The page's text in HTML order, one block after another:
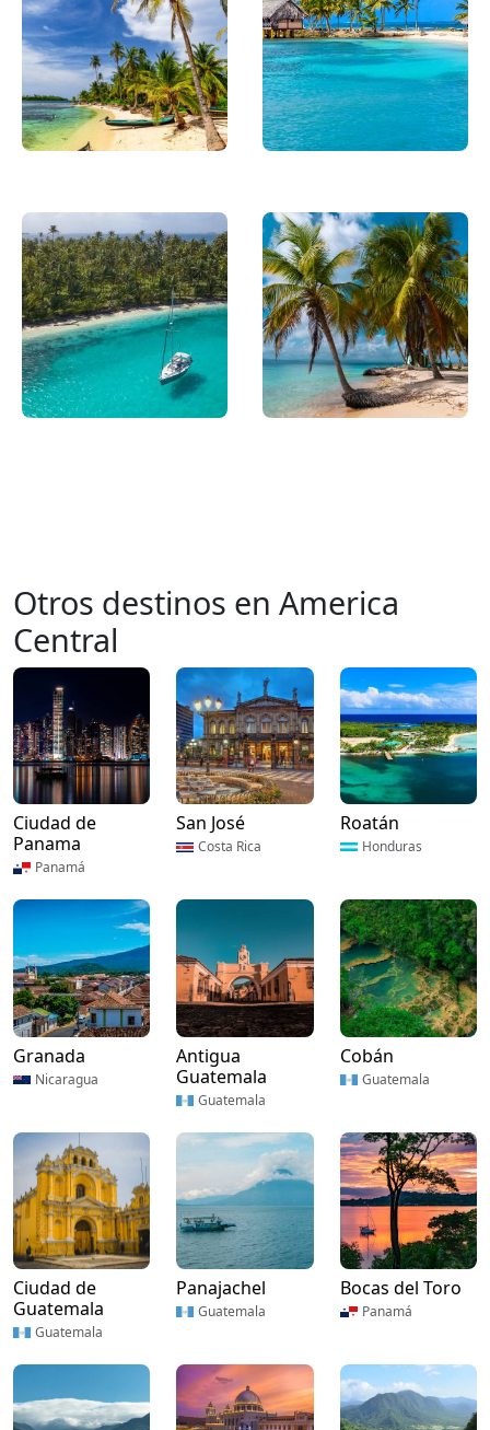
Otros destinos en America
Central
Ciudad de
Panama
Panamá
San José
Costa Rica
Roatán
Honduras
Granada
Nicaragua
Antigua
Guatemala
Guatemala
Cobán
Guatemala
Ciudad de
Guatemala
Guatemala
Panajachel
Guatemala
Bocas del Toro
Panamá